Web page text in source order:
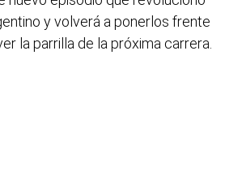
y volverá a ponerlos frente
la parrilla de la próxima carrera.